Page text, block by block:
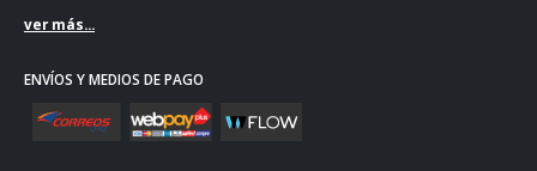
ver más...
ENVÍOS Y MEDIOS DE PAGO